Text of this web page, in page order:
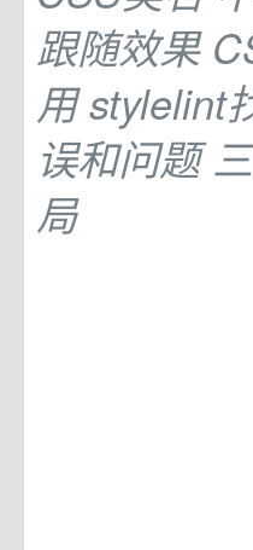
跟随效果
用 stylelint
误和问题
局